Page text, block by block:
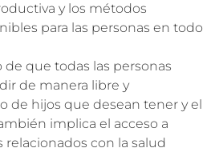
y los métodos
para las personas en todo
de que todas las personas
de manera libre y
de hijos que desean tener y el
implica el acceso a
relacionados con la salud